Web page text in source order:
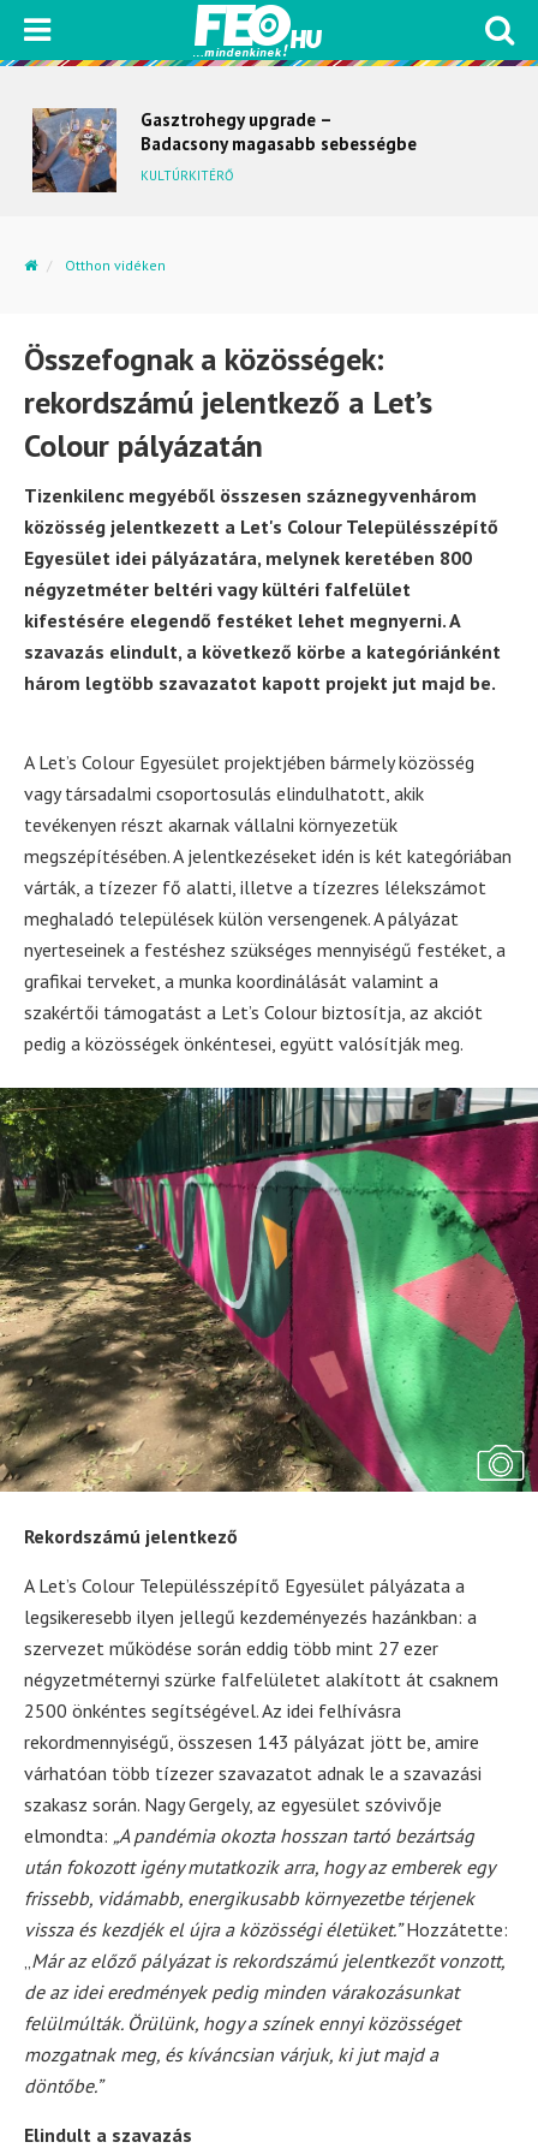
Gasztrohegy upgrade –
Badacsony magasabb sebességbe
kapcsol
KULTÚRKITÉRŐ
Otthon vidéken
Összefognak a közösségek:
rekordszámú jelentkező a Let’s
Colour pályázatán
Tizenkilenc megyéből összesen száznegyvenhárom
közösség jelentkezett a Let's Colour Településszépítő
Egyesület idei pályázatára, melynek keretében 800
négyzetméter beltéri vagy kültéri falfelület
kifestésére elegendő festéket lehet megnyerni. A
szavazás elindult, a következő körbe a kategóriánként
három legtöbb szavazatot kapott projekt jut majd be.
A Let’s Colour Egyesület projektjében bármely közösség
vagy társadalmi csoportosulás elindulhatott, akik
tevékenyen részt akarnak vállalni környezetük
megszépítésében. A jelentkezéseket idén is két kategóriában
várták, a tízezer fő alatti, illetve a tízezres lélekszámot
meghaladó települések külön versengenek. A pályázat
nyerteseinek a festéshez szükséges mennyiségű festéket, a
grafikai terveket, a munka koordinálását valamint a
szakértői támogatást a Let’s Colour biztosítja, az akciót
pedig a közösségek önkéntesei, együtt valósítják meg.
Rekordszámú jelentkező
A Let’s Colour Településszépítő Egyesület pályázata a
legsikeresebb ilyen jellegű kezdeményezés hazánkban: a
szervezet működése során eddig több mint 27 ezer
négyzetméternyi szürke falfelületet alakított át csaknem
2500 önkéntes segítségével. Az idei felhívásra
rekordmennyiségű, összesen 143 pályázat jött be, amire
várhatóan több tízezer szavazatot adnak le a szavazási
szakasz során. Nagy Gergely, az egyesület szóvivője
elmondta: „A pandémia okozta hosszan tartó bezártság
után fokozott igény mutatkozik arra, hogy az emberek egy
frissebb, vidámabb, energikusabb környezetbe térjenek
vissza és kezdjék el újra a közösségi életüket.”Hozzátette:
„Már az előző pályázat is rekordszámú jelentkezőt vonzott,
de az idei eredmények pedig minden várakozásunkat
felülmúlták. Örülünk, hogy a színek ennyi közösséget
mozgatnak meg, és kíváncsian várjuk, ki jut majd a
döntőbe.”
Elindult a szavazás